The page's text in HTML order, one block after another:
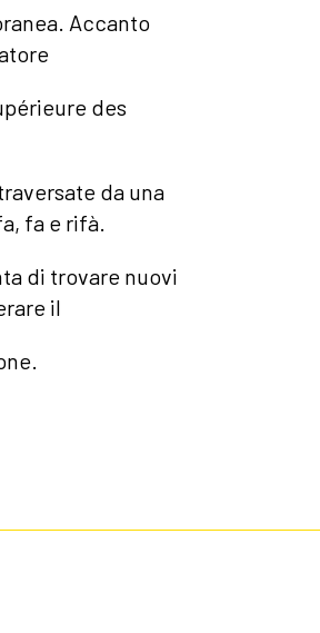
Accanto
des
da una
fa e rifà.
di trovare nuovi
il